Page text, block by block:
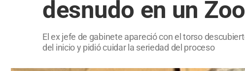
desnudo en un
El ex jefe de gabinete apareció con el torso
del inicio y pidió cuidar la seriedad del proceso